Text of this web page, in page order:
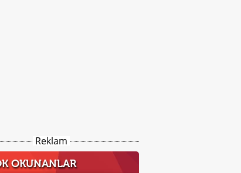
Reklam
OKUNANLAR